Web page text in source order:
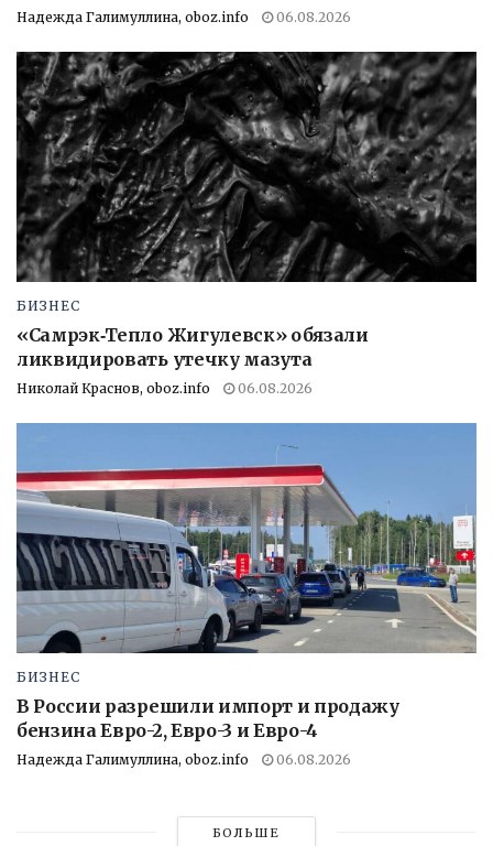
Надежда Галимуллина, oboz.info 06.08.2026
БИЗНЕС
«Самрэк‑Тепло Жигулевск» обязали
ликвидировать утечку мазута
Николай Краснов, oboz.info 06.08.2026
БИЗНЕС
В России разрешили импорт и продажу
бензина Евро-2, Евро-3 и Евро-4
Надежда Галимуллина, oboz.info 06.08.2026
БОЛЬШЕ